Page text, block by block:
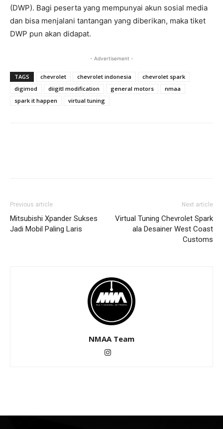
(DWP). Bagi peserta yang mempunyai akun sosial media
dan bisa menjalani tantangan yang diberikan, maka tiket
DWP pun akan didapat.
- Advertisement -
TAGS chevrolet chevrolet indonesia
chevrolet spark
digimod
diigitl modification general motors
nmaa
spark it happen
virtual tuning
Previous article
Mitsubishi Xpander Sukses
Jadi Mobil Paling Laris
Next article
Virtual Tuning Chevrolet Spark
ala Desainer West Coast
Customs
NMAA Team